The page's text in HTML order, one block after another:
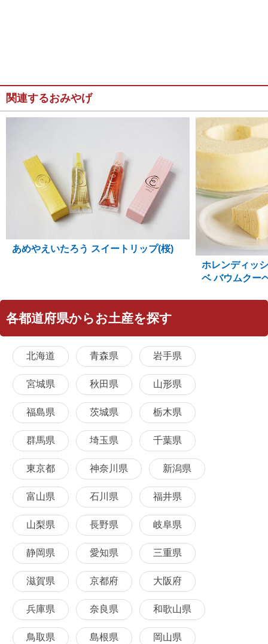
関連するおみやげ
あめやえいたろう スイートリップ(桜)
ホレンディッ
ベ バウムクー
各都道府県からお土産を探す
北海道 青森県 岩手県
宮城県 秋田県 山形県
福島県 茨城県 栃木県
群馬県 埼玉県 千葉県
東京都 神奈川県 新潟県
富山県 石川県 福井県
山梨県 長野県 岐阜県
静岡県 愛知県 三重県
滋賀県 京都府 大阪府
兵庫県 奈良県 和歌山県
鳥取県 島根県 岡山県